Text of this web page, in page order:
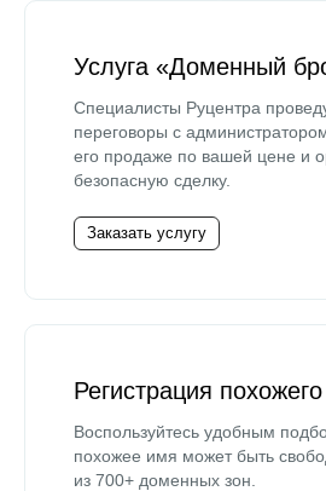
Услуга «Доменный
Специалисты Руцентра
переговоры с
его продаже по вашей цене и
безопасную сделку.
Заказать услугу
Регистрация
Воспользуйтесь удобным
похожее имя может быть
из 700+ доменных зон.